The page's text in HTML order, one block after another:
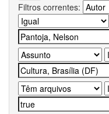
Filtros correntes: